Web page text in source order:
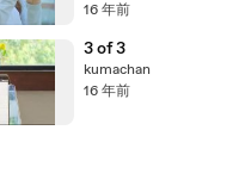
16 年前
3 of 3
kumachan
16 年前